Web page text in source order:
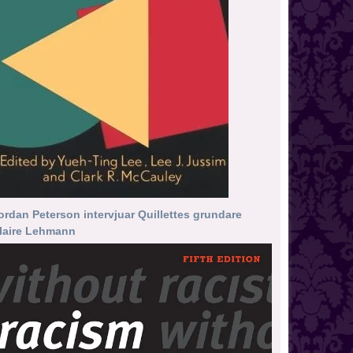
Peterson intervjuar Quillettes grundare
Lehmann